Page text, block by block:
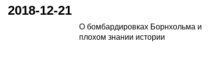
2018-12-21
О бомбардировках Борнхольма и
плохом знании истории